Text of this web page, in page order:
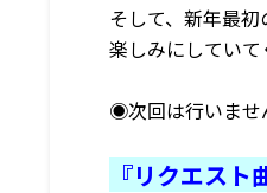
そして、新年最初
楽しみにしていて
◉次回は行いませ
『リクエスト